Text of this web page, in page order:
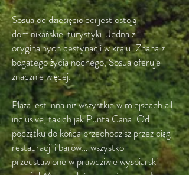
Sosua od dziesięcioleci jest ostoją
dominikańskiej turystyki! Jedna z
oryginalnych destynacji w kraju! Znana z
bogatego życia nocnego, Sosua oferuje
znacznie więcej.
Plaża jest inna niż wszystkie w miejscach all
inclusive, takich jak Punta Cana. Od
początku do końca przechodzisz przez ciąg
restauracji i barów… wszystko
przedstawione w prawdziwie wyspiarski